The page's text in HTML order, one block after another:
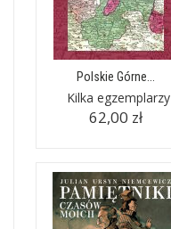
Polskie Górne...
Kilka egzemplarzy
62,00 zł